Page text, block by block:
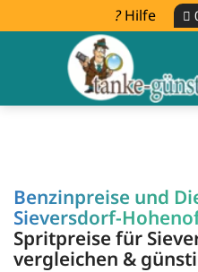
Hilfe
Benzinpreise und
Sieversdorf-
Spritpreise für
vergleichen &